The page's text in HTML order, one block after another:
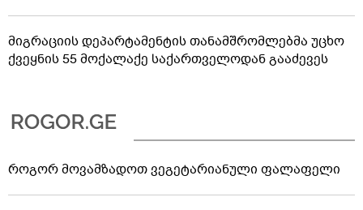
მიგრაციის დეპარტამენტის თანამშრომლებმა უცხო
ქვეყნის 55 მოქალაქე საქართველოდან გააძევეს
როგორ მოვამზადოთ ვეგეტარიანული ფალაფელი